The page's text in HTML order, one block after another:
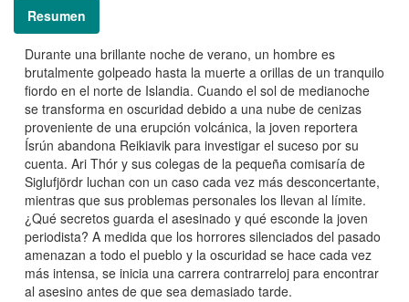
Resumen
Durante una brillante noche de verano, un hombre es
brutalmente golpeado hasta la muerte a orillas de un tranquilo
fiordo en el norte de Islandia. Cuando el sol de medianoche
se transforma en oscuridad debido a una nube de cenizas
proveniente de una erupción volcánica, la joven reportera
Ísrún abandona Reikiavik para investigar el suceso por su
cuenta. Ari Thór y sus colegas de la pequeña comisaría de
Siglufjördr luchan con un caso cada vez más desconcertante,
mientras que sus problemas personales los llevan al límite.
¿Qué secretos guarda el asesinado y qué esconde la joven
periodista? A medida que los horrores silenciados del pasado
amenazan a todo el pueblo y la oscuridad se hace cada vez
más intensa, se inicia una carrera contrarreloj para encontrar
al asesino antes de que sea demasiado tarde.